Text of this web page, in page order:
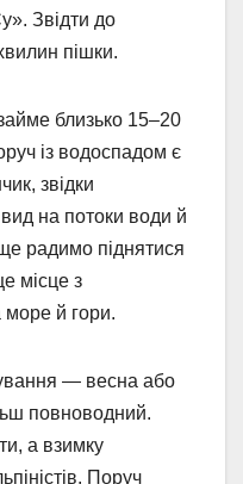
Звідти до
пішки.
близько 15–20
із водоспадом є
звідки
на потоки води й
радимо піднятися
місце з
й гори.
— весна або
повноводний.
а взимку
Поруч